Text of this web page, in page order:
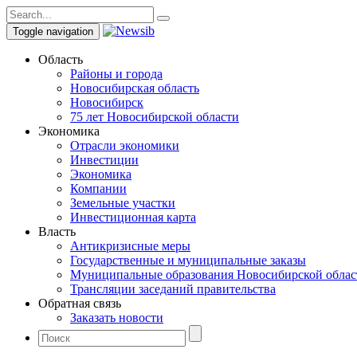
Toggle navigation
Область
Районы и города
Новосибирская область
Новосибирск
75 лет Новосибирской области
Экономика
Отрасли экономики
Инвестиции
Экономика
Компании
Земельные участки
Инвестиционная карта
Власть
Антикризисные меры
Государственные и муниципальные заказы
Муниципальные образования Новосибирской
Трансляции заседаний правительства
Обратная связь
Заказать новости